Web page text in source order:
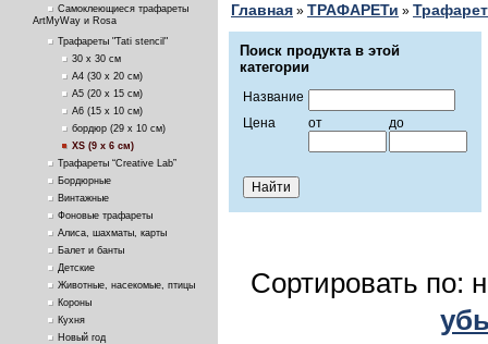
Самоклеющиеся трафареты
ArtMyWay и Rosa
Трафареты "Tati stencil"
30 х 30 см
А4 (30 х 20 см)
А5 (20 х 15 см)
А6 (15 х 10 см)
бордюр (29 х 10 см)
ХS (9 х 6 см)
Трафареты “Creative Lab”
Бордюрные
Винтажные
Фоновые трафареты
Алиса, шахматы, карты
Балет и банты
Детские
Животные, насекомые, птицы
Короны
Кухня
Новый год
Главная » ТРАФАРЕТи »
Поиск продукта в этой
категории
Название
Цена
от до
Сортировать по: